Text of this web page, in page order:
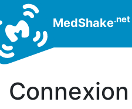
MedShake.net
Connexion